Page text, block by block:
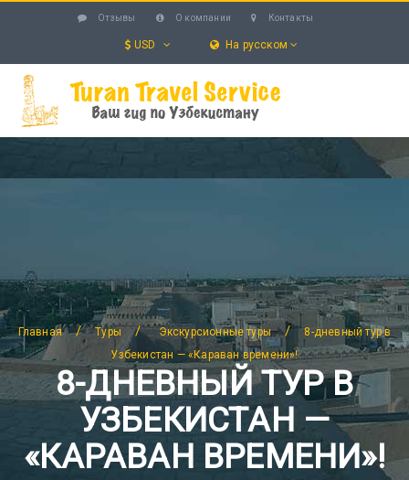
Отзывы О компании Контакты
USD На русском
ЭКСКУРСИИ
Главная / Туры / Экскурсионные туры /
8-дневный тур в
Узбекистан — «Караван времени»!
8-ДНЕВНЫЙ ТУР В
УЗБЕКИСТАН —
«КАРАВАН ВРЕМЕНИ»!